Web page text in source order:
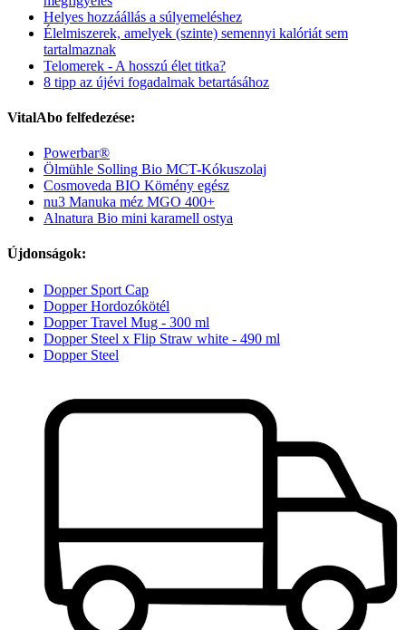
Helyes hozzáállás a súlyemeléshez
Élelmiszerek, amelyek (szinte) semennyi kalóriát sem
tartalmaznak
Telomerek - A hosszú élet titka?
8 tipp az újévi fogadalmak betartásához
VitalAbo felfedezése:
Powerbar®
Ölmühle Solling Bio MCT-Kókuszolaj
Cosmoveda BIO Kömény egész
nu3 Manuka méz MGO 400+
Alnatura Bio mini karamell ostya
Újdonságok:
Dopper Sport Cap
Dopper Hordozókötél
Dopper Travel Mug - 300 ml
Dopper Steel x Flip Straw white - 490 ml
Dopper Steel